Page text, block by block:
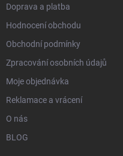
Doprava a platba
Hodnocení obchodu
Obchodní podmínky
Zpracování osobních údajů
Moje objednávka
Reklamace a vrácení
O nás
BLOG